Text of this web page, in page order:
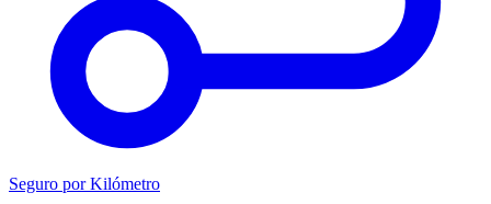
Seguro por Kilómetro